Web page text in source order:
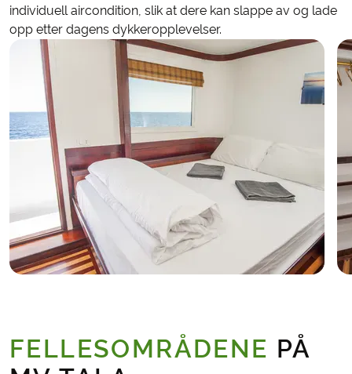
individuell aircondition, slik at dere kan slappe av og lade
opp etter dagens dykkeropplevelser.
FELLESOMRÅDENE PÅ